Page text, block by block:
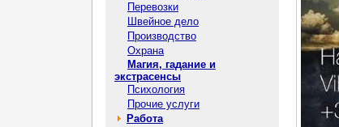
Перевозки
Швейное дело
Производство
Охрана
Магия, гадание и
экстрасенсы
Психология
Прочие услуги
Работа